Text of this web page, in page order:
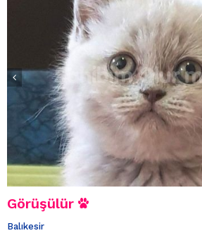
Görüşülür
Balıkesir